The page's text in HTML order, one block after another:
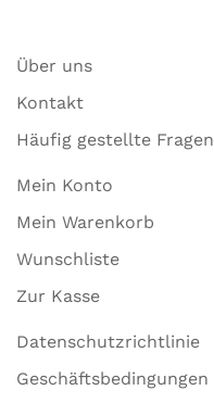
Über uns
Kontakt
Häufig gestellte Fragen
Mein Konto
Mein Warenkorb
Wunschliste
Zur Kasse
Datenschutzrichtlinie
Geschäftsbedingungen